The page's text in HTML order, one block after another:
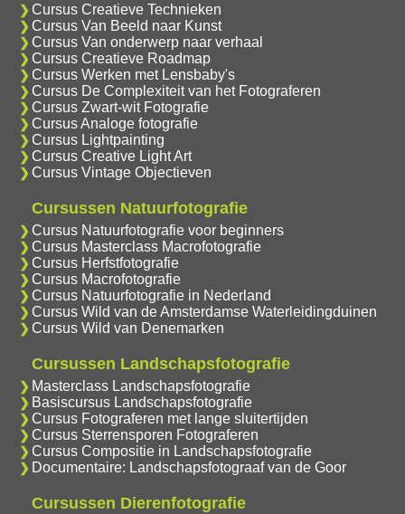
Cursus Creatieve Technieken
Cursus Van Beeld naar Kunst
Cursus Van onderwerp naar verhaal
Cursus Creatieve Roadmap
Cursus Werken met Lensbaby's
Cursus De Complexiteit van het Fotograferen
Cursus Zwart-wit Fotografie
Cursus Analoge fotografie
Cursus Lightpainting
Cursus Creative Light Art
Cursus Vintage Objectieven
Cursussen Natuurfotografie
Cursus Natuurfotografie voor beginners
Cursus Masterclass Macrofotografie
Cursus Herfstfotografie
Cursus Macrofotografie
Cursus Natuurfotografie in Nederland
Cursus Wild van de Amsterdamse Waterleidingduinen
Cursus Wild van Denemarken
Cursussen Landschapsfotografie
Masterclass Landschapsfotografie
Basiscursus Landschapsfotografie
Cursus Fotograferen met lange sluitertijden
Cursus Sterrensporen Fotograferen
Cursus Compositie in Landschapsfotografie
Documentaire: Landschapsfotograaf van de Goor
Cursussen Dierenfotografie